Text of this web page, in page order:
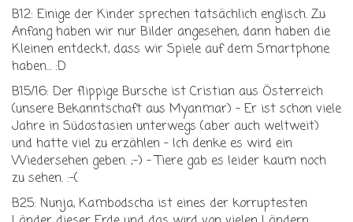
B12: Einige der Kinder sprechen tatsächlich englisch. Zu
Anfang haben wir nur Bilder angesehen, dann haben die
Kleinen entdeckt, dass wir Spiele auf dem Smartphone
haben... :D
B15/16: Der flippige Bursche ist Cristian aus Österreich
(unsere Bekanntschaft aus Myanmar) - Er ist schon viele
Jahre in Südostasien unterwegs (aber auch weltweit)
und hatte viel zu erzählen - Ich denke es wird ein
Wiedersehen geben. ;-) - Tiere gab es leider kaum noch
zu sehen. :-(
B25: Nunja, Kambodscha ist eines der korruptesten